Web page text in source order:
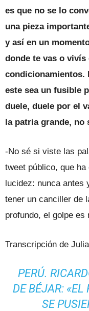
es que no se lo
una pieza
y así en un
donde te vas o
condicionamientos.
este sea un fusible
duele, duele por el
la patria grande, no
-No sé si viste las
tweet público, que
lucidez: nunca antes
tener un canciller de
profundo, el golpe es
Transcripción de
PERÚ.
DE BÉJAR: «EL
SE